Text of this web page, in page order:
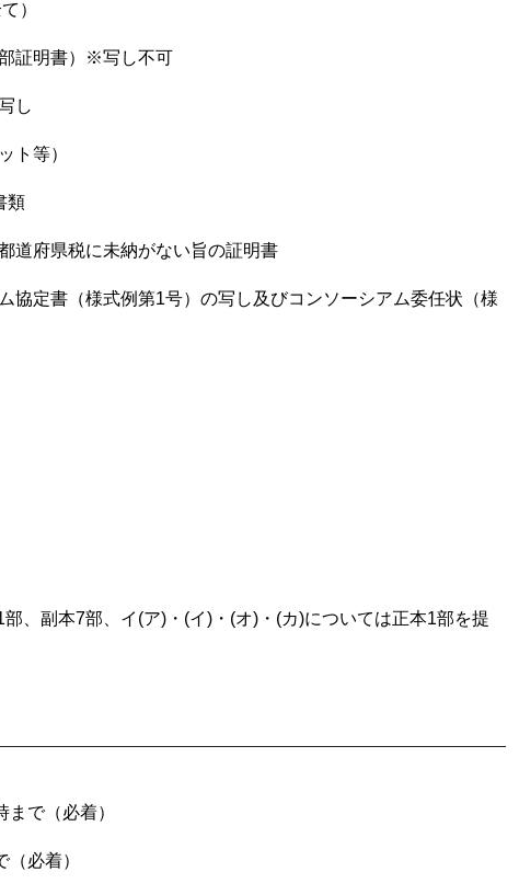
）
証明書）※写し不可
し
ト等）
類
道府県税に未納がない旨の証明書
定書（様式例第1号）の写し及びコンソーシアム委任状（様
、副本7部、イ(ア)・(イ)・(オ)・(カ)については正本1部を提
で（必着）
必着）